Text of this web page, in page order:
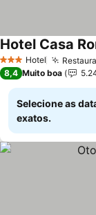
3 EstrelasHotel
Hotel Casa
8,4 Muito boa
Selecione as
exatos.